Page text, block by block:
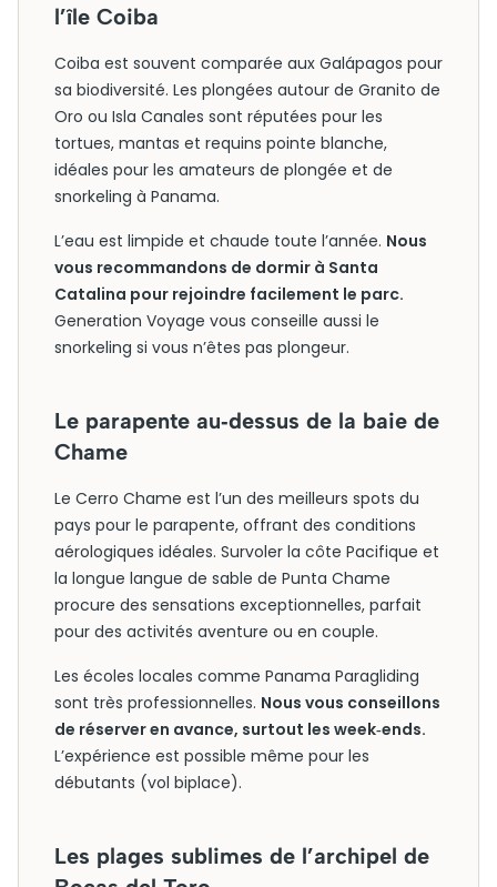
l’île Coiba
Coiba est souvent comparée aux Galápagos pour
sa biodiversité. Les plongées autour de Granito de
Oro ou Isla Canales sont réputées pour les
tortues, mantas et requins pointe blanche,
idéales pour les amateurs de plongée et de
snorkeling à Panama.
L’eau est limpide et chaude toute l’année. Nous
vous recommandons de dormir à Santa
Catalina pour rejoindre facilement le parc.
Generation Voyage vous conseille aussi le
snorkeling si vous n’êtes pas plongeur.
Le parapente au‑dessus de la baie de
Chame
Le Cerro Chame est l’un des meilleurs spots du
pays pour le parapente, offrant des conditions
aérologiques idéales. Survoler la côte Pacifique et
la longue langue de sable de Punta Chame
procure des sensations exceptionnelles, parfait
pour des activités aventure ou en couple.
Les écoles locales comme Panama Paragliding
sont très professionnelles. Nous vous conseillons
de réserver en avance, surtout les week‑ends.
L’expérience est possible même pour les
débutants (vol biplace).
Les plages sublimes de l’archipel de